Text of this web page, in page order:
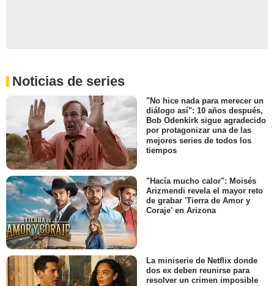
Noticias de series
"No hice nada para merecer un
diálogo así": 10 años después,
Bob Odenkirk sigue agradecido
por protagonizar una de las
mejores series de todos los
tiempos
"Hacía mucho calor": Moisés
Arizmendi revela el mayor reto
de grabar 'Tierra de Amor y
Coraje' en Arizona
La miniserie de Netflix donde
dos ex deben reunirse para
resolver un crimen imposible